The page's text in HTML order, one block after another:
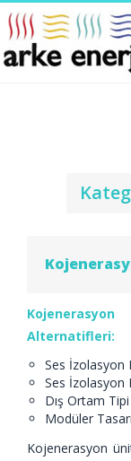
Alternatifleri:
Ses İzolasyon
Ses İzolasyon
Dış Ortam
Modüler
Kojenerasyon